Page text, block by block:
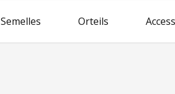
Semelles Orteils